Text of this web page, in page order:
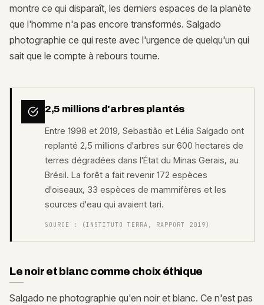
montre ce qui disparaît, les derniers espaces de la planète
que l'homme n'a pas encore transformés. Salgado
photographie ce qui reste avec l'urgence de quelqu'un qui
sait que le compte à rebours tourne.
2,5 millions d'arbres plantés
Entre 1998 et 2019, Sebastião et Lélia Salgado ont
replanté 2,5 millions d'arbres sur 600 hectares de
terres dégradées dans l'État du Minas Gerais, au
Brésil. La forêt a fait revenir 172 espèces
d'oiseaux, 33 espèces de mammifères et les
sources d'eau qui avaient tari.
SOURCE : (INSTITUTO TERRA, RAPPORT 2019)
Le noir et blanc comme choix éthique
Salgado ne photographie qu'en noir et blanc. Ce n'est pas